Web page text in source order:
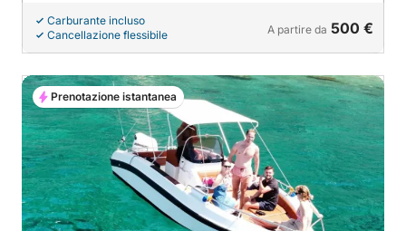
Carburante incluso
Cancellazione flessibile
A partire da 500 €
Prenotazione istantanea